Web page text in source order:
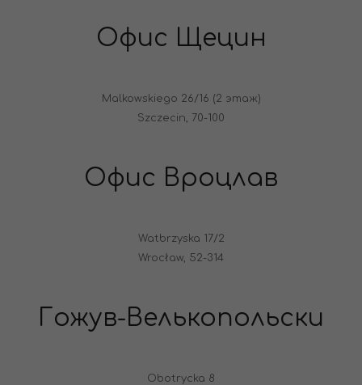
Офис Щецин
Malkowskiego 26/16 (2 этаж)
Szczecin, 70-100
Офис Вроцлав
Watbrzyska 17/2
Wrocław, 52-314
Гожув-Велькопольски
Obotrycka 8